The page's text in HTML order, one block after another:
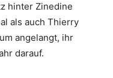
hinter Zinedine
als auch Thierry
angelangt, ihr
darauf.